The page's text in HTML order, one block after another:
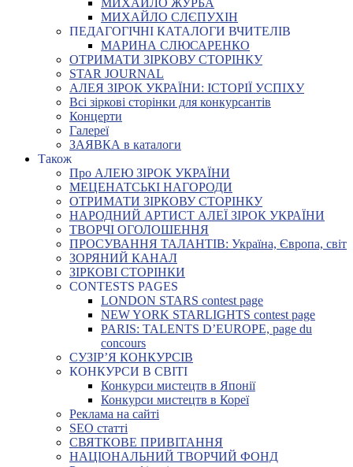
МИХАЙЛО ЖУРБА
МИХАЙЛО СЛЄПУХІН
ПЕДАГОГІЧНІ КАТАЛОГИ ВЧИТЕЛІВ
МАРИНА СЛЮСАРЕНКО
ОТРИМАТИ ЗІРКОВУ СТОРІНКУ
STAR JOURNAL
АЛЕЯ ЗІРОК УКРАЇНИ: ІСТОРІЇ УСПІХУ
Всі зіркові сторінки для конкурсантів
Концерти
Галереї
ЗАЯВКА в каталоги
Також
Про АЛЕЮ ЗІРОК УКРАЇНИ
МЕЦЕНАТСЬКІ НАГОРОДИ
ОТРИМАТИ ЗІРКОВУ СТОРІНКУ
НАРОДНИЙ АРТИСТ АЛЕЇ ЗІРОК УКРАЇНИ
ТВОРЧІ ОГОЛОШЕННЯ
ПРОСУВАННЯ ТАЛАНТІВ: Україна, Європа, світ
ЗОРЯНИЙ КАНАЛ
ЗІРКОВІ СТОРІНКИ
CONTESTS PAGES
LONDON STARS contest page
NEW YORK STARLIGHTS contest page
PARIS: TALENTS D’EUROPE, page du
concours
СУЗІР’Я КОНКУРСІВ
КОНКУРСИ В СВІТІ
Конкурси мистецтв в Японії
Конкурси мистецтв в Кореї
Реклама на сайті
SEO статті
СВЯТКОВЕ ПРИВІТАННЯ
НАЦІОНАЛЬНИЙ ТВОРЧИЙ ФОНД